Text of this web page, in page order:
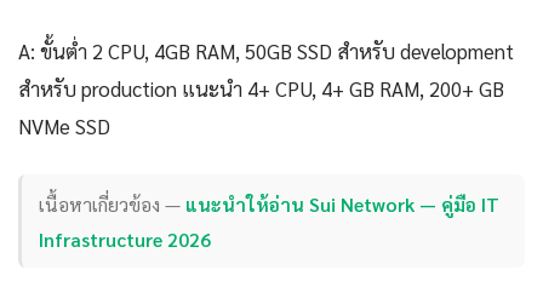
A: ขั้นต่ำ 2 CPU, 4GB RAM, 50GB SSD สำหรับ development
สำหรับ production แนะนำ 4+ CPU, 4+ GB RAM, 200+ GB
NVMe SSD
เนื้อหาเกี่ยวข้อง — แนะนำให้อ่าน Sui Network — คู่มือ IT
Infrastructure 2026